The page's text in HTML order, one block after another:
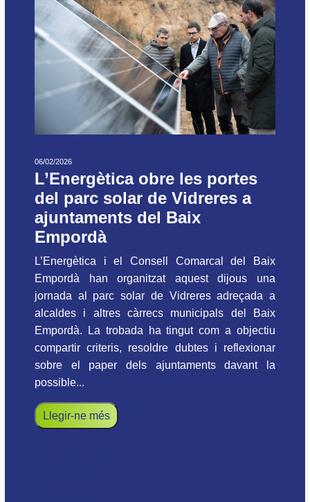
06/02/2026
L’Energètica obre les portes
del parc solar de Vidreres a
ajuntaments del Baix
Empordà
L’Energètica i el Consell Comarcal del Baix
Empordà han organitzat aquest dijous una
jornada al parc solar de Vidreres adreçada a
alcaldes i altres càrrecs municipals del Baix
Empordà. La trobada ha tingut com a objectiu
compartir criteris, resoldre dubtes i reflexionar
sobre el paper dels ajuntaments davant la
possible...
Llegir-ne més